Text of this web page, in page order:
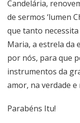
Candelária,
de sermos ‘lumen
que tanto necessita
Maria, a estrela da
por nós, para que
instrumentos da
amor, na verdade e
Parabéns Itu!